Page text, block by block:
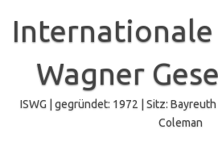
springen
Internationale
Wagner
ISWG | gegründet: 1972 | Sitz:
Coleman